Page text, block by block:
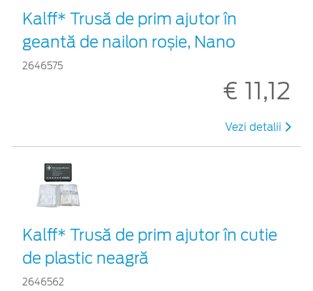
Kalff* Trusă de prim ajutor în
geantă de nailon roșie, Nano
2646575
€ 11,12
Vezi detalii
Kalff* Trusă de prim ajutor în cutie
de plastic neagră
2646562